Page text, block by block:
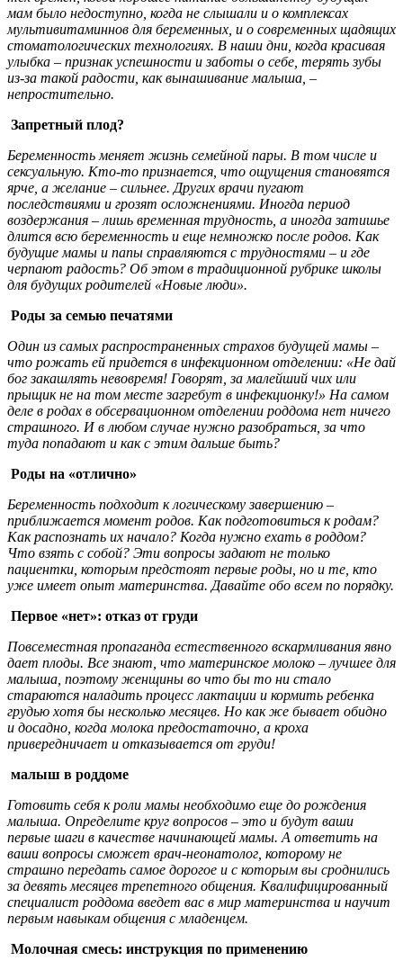
мам было недоступно, когда не слышали и о комплексах
мультивитаминнов для беременных, и о современных щадящих
стоматологических технологиях. В наши дни, когда красивая
улыбка – признак успешности и заботы о себе, терять зубы
из-за такой радости, как вынашивание малыша, –
непростительно.
Запретный плод?
Беременность меняет жизнь семейной пары. В том числе и
сексуальную. Кто-то признается, что ощущения становятся
ярче, а желание – сильнее. Других врачи пугают
последствиями и грозят осложнениями. Иногда период
воздержания – лишь временная трудность, а иногда затишье
длится всю беременность и еще немножко после родов. Как
будущие мамы и папы справляются с трудностями – и где
черпают радость? Об этом в традиционной рубрике школы
для будущих родителей «Новые люди».
Роды за семью печатями
Один из самых распространенных страхов будущей мамы –
что рожать ей придется в инфекционном отделении: «Не дай
бог закашлять невовремя! Говорят, за малейший чих или
прыщик не на том месте загребут в инфекционку!» На самом
деле в родах в обсервационном отделении роддома нет ничего
страшного. И в любом случае нужно разобраться, за что
туда попадают и как с этим дальше быть?
Роды на «отлично»
Беременность подходит к логическому завершению –
приближается момент родов. Как подготовиться к родам?
Как распознать их начало? Когда нужно ехать в роддом?
Что взять с собой? Эти вопросы задают не только
пациентки, которым предстоят первые роды, но и те, кто
уже имеет опыт материнства. Давайте обо всем по порядку.
Первое «нет»: отказ от груди
Повсеместная пропаганда естественного вскармливания явно
дает плоды. Все знают, что материнское молоко – лучшее для
малыша, поэтому женщины во что бы то ни стало
стараются наладить процесс лактации и кормить ребенка
грудью хотя бы несколько месяцев. Но как же бывает обидно
и досадно, когда молока предостаточно, а кроха
привередничает и отказывается от груди!
малыш в роддоме
Готовить себя к роли мамы необходимо еще до рождения
малыша. Определите круг вопросов – это и будут ваши
первые шаги в качестве начинающей мамы. А ответить на
ваши вопросы сможет врач-неонатолог, которому не
страшно передать самое дорогое и с которым вы сроднились
за девять месяцев трепетного общения. Квалифицированный
специалист роддома введет вас в мир материнства и научит
первым навыкам общения с младенцем.
Молочная смесь: инструкция по применению